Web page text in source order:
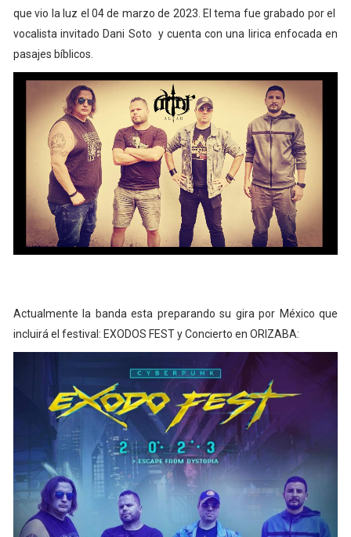
que vio la luz el 04 de marzo de 2023. El tema fue grabado por el
vocalista invitado Dani Soto y cuenta con una lirica enfocada en
pasajes bíblicos.
Actualmente la banda esta preparando su gira por México que
incluirá el festival: EXODOS FEST y Concierto en ORIZABA: